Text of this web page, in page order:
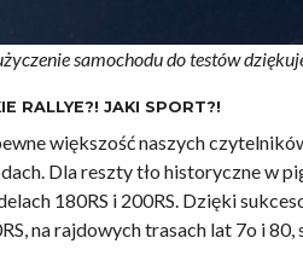
samochodu do testów
RALLYE?! JAKI SPORT?!
większość naszych
Dla reszty tło historyczne w
180RS i 200RS. Dzięki
na rajdowych trasach lat 7o i 80,